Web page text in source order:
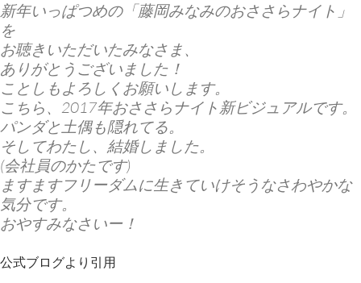
新年いっぱつめの「藤岡みなみのおささらナイト」
を
お聴きいただいたみなさま、
ありがとうございました！
ことしもよろしくお願いします。
こちら、2017年おささらナイト新ビジュアルです。
パンダと土偶も隠れてる。
そしてわたし、結婚しました。
(会社員のかたです)
ますますフリーダムに生きていけそうなさわやかな
気分です。
おやすみなさいー！
公式ブログより引用